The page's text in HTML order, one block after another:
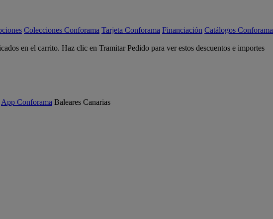
Colecciones Conforama Tarjeta Conforama Financiación Catálogos Conforama
en el carrito. Haz clic en Tramitar Pedido para ver estos descuentos e importes
App Conforama Baleares Canarias